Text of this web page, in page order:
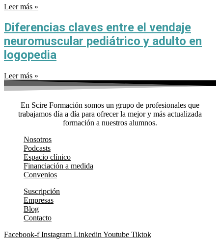
Leer más »
Diferencias claves entre el vendaje
neuromuscular pediátrico y adulto en
logopedia
Leer más »
En Scire Formación somos un grupo de profesionales que
trabajamos día a día para ofrecer la mejor y más actualizada
formación a nuestros alumnos.
Nosotros
Podcasts
Espacio clínico
Financiación a medida
Convenios
Suscripción
Empresas
Blog
Contacto
Facebook-f Instagram Linkedin Youtube Tiktok